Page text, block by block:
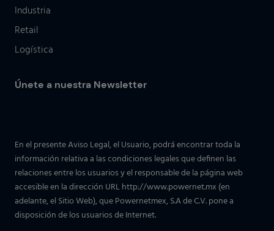
Industria
Retail
Logística
Únete a nuestra Newsletter
En el presente Aviso Legal, el Usuario, podrá encontrar toda la
información relativa a las condiciones legales que definen las
relaciones entre los usuarios y el responsable de la página web
accesible en la dirección URL http://www.powernet.mx (en
adelante, el Sitio Web), que Powernetmex, S.A de C.V. pone a
disposición de los usuarios de Internet.